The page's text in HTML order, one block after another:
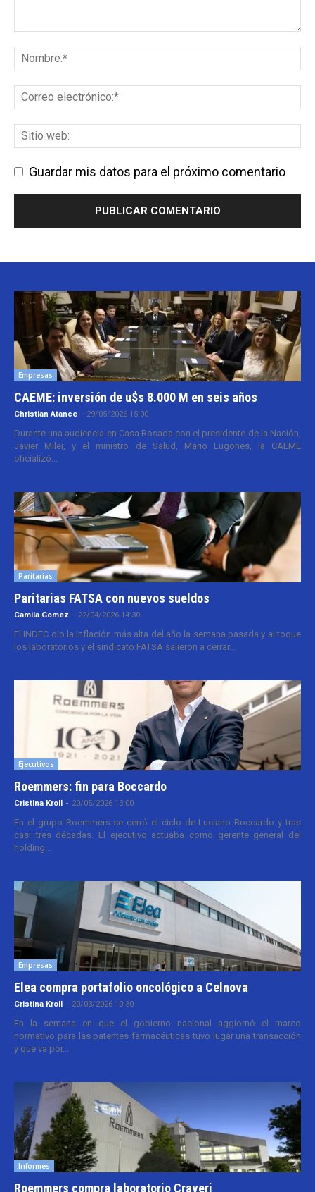
Guardar mis datos para el próximo comentario
Empresas
CAEME: inversión de u$s 8.000 M en seis años
Christian Atance - 29/05/2026 15:00
Durante una audiencia en Casa Rosada con el presidente de la Nación,
Javier Milei, y el ministro de Salud, Mario Lugones, la CAEME
oficializó...
Paritarias
Paritarias FATSA con nuevos sueldos
Camila Gomez - 22/04/2026 14:30
El INDEC dio la inflación más alta del año la semana pasada y al toque
los laboratorios y el sindicato FATSA salieron a cerrar...
Ejecutivos
Roemmers: fin para Boccardo
Cristina Kroll - 20/05/2026 13:00
En el grupo Roemmers se cerró el ciclo de Luciano Boccardo y tras
casi tres décadas. El ejecutivo actuaba como gerente general del
holding...
Empresas
Elea compra portafolio oncológico a Celnova
Cristina Kroll - 20/03/2026 10:30
En la semana en que el gobierno nacional aggiornó el marco
normativo para las patentes farmacéuticas tuvo lugar una transacción
y que va por...
Informes
Roemmers compra laboratorio Craveri